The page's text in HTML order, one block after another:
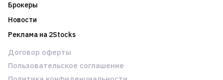
Брокеры
Новости
Реклама на 2Stocks
Договор оферты
Пользовательское соглашение